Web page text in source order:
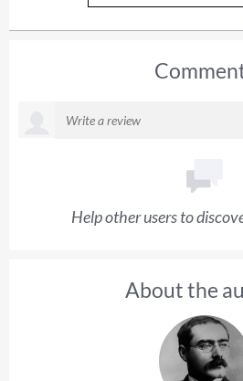
Help other users to
About the